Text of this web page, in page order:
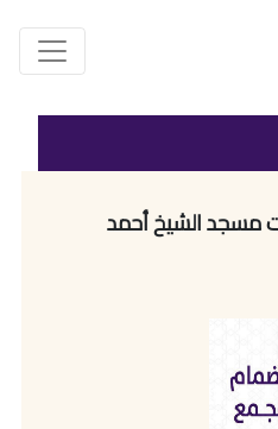
مسجد الشيخ أحمد